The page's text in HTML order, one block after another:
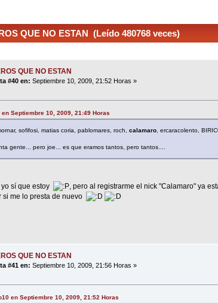
QUE NO ESTAN (Leído 480768 veces)
QUE NO ESTAN
#40 en: Septiembre 10, 2009, 21:52 Horas »
Septiembre 10, 2009, 21:49 Horas
sofifosi, matias coria, pablomares, roch, calamaro, ercaracolento,
gente... pero joe... es que eramos tantos, pero tantos....
sí que estoy
, pero al registrarme el nick "Calamaro" ya
si me lo presta de nuevo
QUE NO ESTAN
#41 en: Septiembre 10, 2009, 21:56 Horas »
en Septiembre 10, 2009, 21:52 Horas